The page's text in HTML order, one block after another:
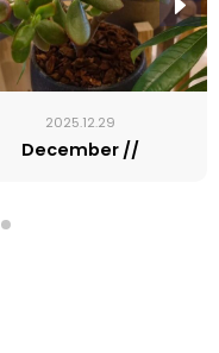
2025.12.29
December //